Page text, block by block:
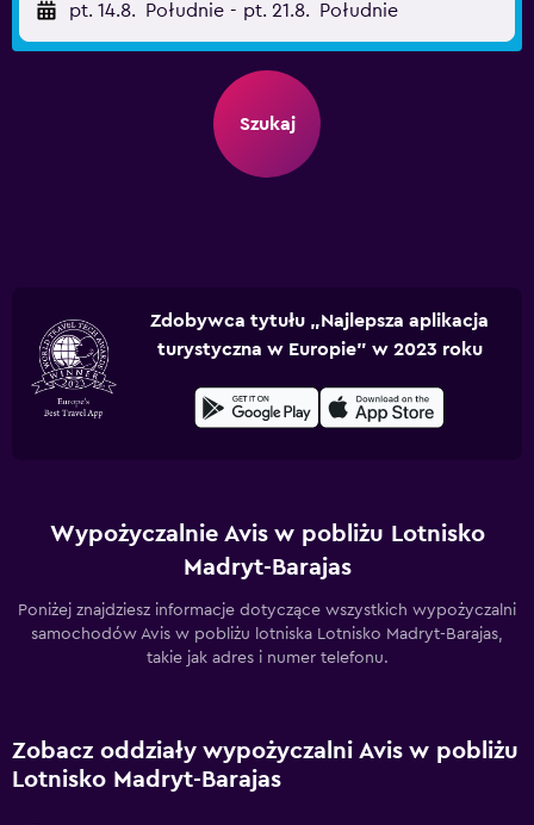
pt. 14.8. Południe - pt. 21.8. Południe
Szukaj
Zdobywca tytułu „Najlepsza aplikacja
turystyczna w Europie” w 2023 roku
Wypożyczalnie Avis w pobliżu Lotnisko
Madryt-Barajas
Poniżej znajdziesz informacje dotyczące wszystkich wypożyczalni
samochodów Avis w pobliżu lotniska Lotnisko Madryt-Barajas,
takie jak adres i numer telefonu.
Zobacz oddziały wypożyczalni Avis w pobliżu
Lotnisko Madryt-Barajas